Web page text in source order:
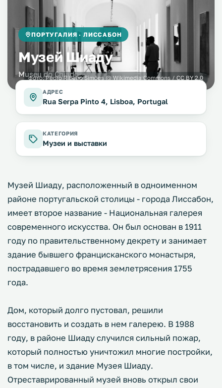
ПОРТУГАЛИЯ · ЛИССАБОН
Музей Шиаду
Museu do Chiado
фото:Pedro Ribeiro Simões @ Wikimedia Commons / CC BY 2.0
АДРЕС
Rua Serpa Pinto 4, Lisboa, Portugal
КАТЕГОРИЯ
Музеи и выставки
Музей Шиаду, расположенный в одноименном
районе португальской столицы - города Лиссабон,
имеет второе название - Национальная галерея
современного искусства. Он был основан в 1911
году по правительственному декрету и занимает
здание бывшего францисканского монастыря,
пострадавшего во время землетрясения 1755
года.
Дом, который долго пустовал, решили
восстановить и создать в нем галерею. В 1988
году, в районе Шиаду случился сильный пожар,
который полностью уничтожил многие постройки,
в том числе, и здание Музея Шиаду.
Отреставрированный музей вновь открыл свои